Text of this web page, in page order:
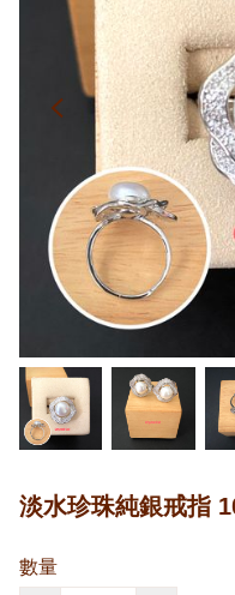
淡水珍珠純銀戒指
數量